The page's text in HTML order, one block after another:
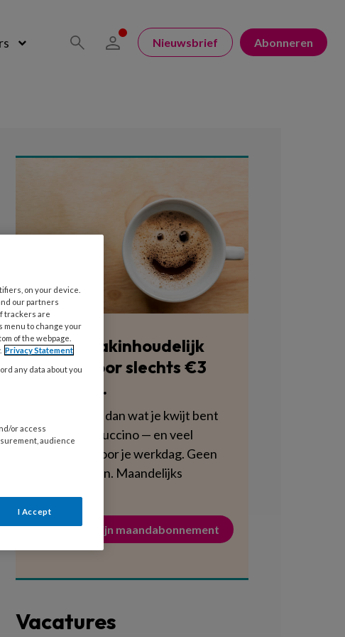
Nieuwsbrief Abonneren
Blijf vakinhoudelijk
scherp voor slechts €3
per week.
Dat is minder dan wat je kwijt bent
aan een cappuccino — en veel
voedzamer voor je werkdag. Geen
verplichtingen. Maandelijks
Activeer mijn maandabonnement
Vacatures
on your device.
our partners
trackers are
menu to change your
of the webpage.
Privacy Statement
any data about you
or access
audience
I Accept